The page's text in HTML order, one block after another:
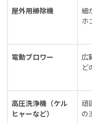
屋外用掃除機
細
ホ
電動ブロワー
広
ど
高圧洗浄機（ケル
ヒャーなど）
頑
の